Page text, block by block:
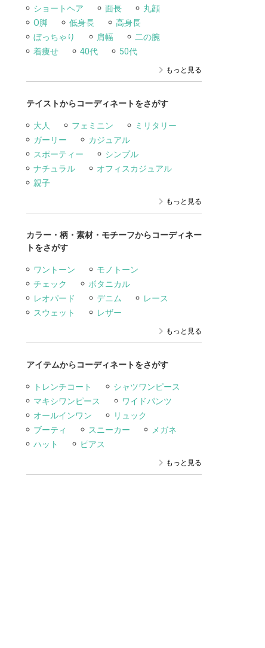
ショートヘア 面長
丸顔
O脚
低身長
高身長
ぼっちゃり
肩幅
二の腕
着痩せ
40代 50代
もっと見る
テイストからコーディネートをさがす
大人 フェミニン
ミリタリー
ガーリー
カジュアル
スポーティー
シンプル
ナチュラル
オフィスカジュアル
親子
もっと見る
カラー・柄・素材・モチーフからコーディネー
トをさがす
ワントーン
モノトーン
チェック
ボタニカル
レオパード
デニム
レース
スウェット
レザー
もっと見る
アイテムからコーディネートをさがす
トレンチコート
シャツワンピース
マキシワンピース
ワイドパンツ
オールインワン
リュック
ブーティ
スニーカー
メガネ
ハット
ピアス
もっと見る